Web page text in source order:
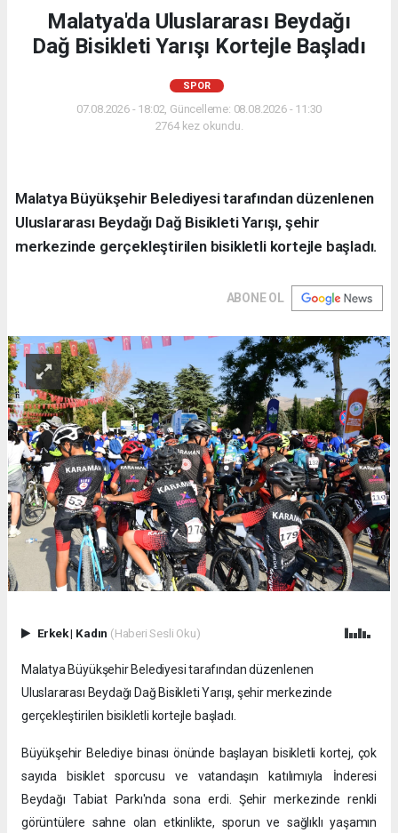
Malatya'da Uluslararası Beydağı
Dağ Bisikleti Yarışı Kortejle Başladı
SPOR
07.08.2026 - 18:02, Güncelleme: 08.08.2026 - 11:30
2764 kez okundu.
Malatya Büyükşehir Belediyesi tarafından düzenlenen
Uluslararası Beydağı Dağ Bisikleti Yarışı, şehir
merkezinde gerçekleştirilen bisikletli kortejle başladı.
ABONE OL
Erkek| Kadın (Haberi Sesli Oku)
Malatya Büyükşehir Belediyesi tarafından düzenlenen
Uluslararası Beydağı Dağ Bisikleti Yarışı, şehir merkezinde
gerçekleştirilen bisikletli kortejle başladı.
Büyükşehir Belediye binası önünde başlayan bisikletli kortej, çok
sayıda bisiklet sporcusu ve vatandaşın katılımıyla İnderesi
Beydağı Tabiat Parkı'nda sona erdi. Şehir merkezinde renkli
görüntülere sahne olan etkinlikte, sporun ve sağlıklı yaşamın